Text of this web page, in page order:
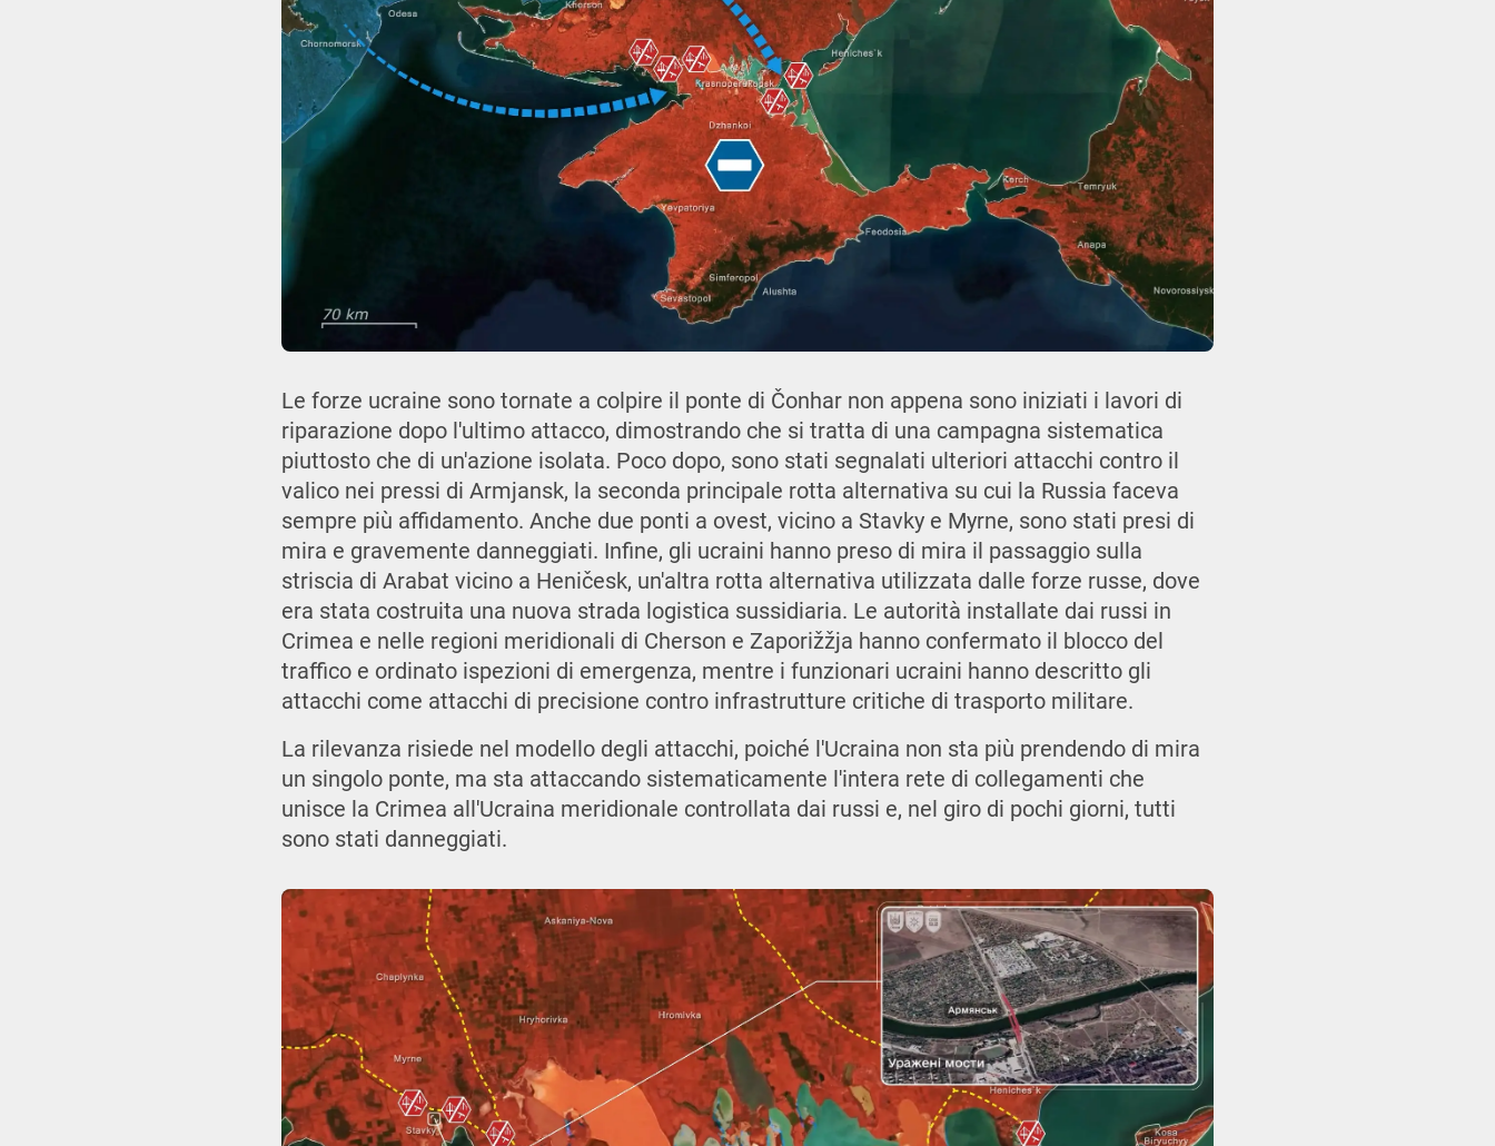
Le forze ucraine sono tornate a colpire il ponte di Čonhar non appena sono iniziati i lavori di
riparazione dopo l'ultimo attacco, dimostrando che si tratta di una campagna sistematica
piuttosto che di un'azione isolata. Poco dopo, sono stati segnalati ulteriori attacchi contro il
valico nei pressi di Armjansk, la seconda principale rotta alternativa su cui la Russia faceva
sempre più affidamento. Anche due ponti a ovest, vicino a Stavky e Myrne, sono stati presi di
mira e gravemente danneggiati. Infine, gli ucraini hanno preso di mira il passaggio sulla
striscia di Arabat vicino a Heničesk, un'altra rotta alternativa utilizzata dalle forze russe, dove
era stata costruita una nuova strada logistica sussidiaria. Le autorità installate dai russi in
Crimea e nelle regioni meridionali di Cherson e Zaporižžja hanno confermato il blocco del
traffico e ordinato ispezioni di emergenza, mentre i funzionari ucraini hanno descritto gli
attacchi come attacchi di precisione contro infrastrutture critiche di trasporto militare.
La rilevanza risiede nel modello degli attacchi, poiché l'Ucraina non sta più prendendo di mira
un singolo ponte, ma sta attaccando sistematicamente l'intera rete di collegamenti che
unisce la Crimea all'Ucraina meridionale controllata dai russi e, nel giro di pochi giorni, tutti
sono stati danneggiati.